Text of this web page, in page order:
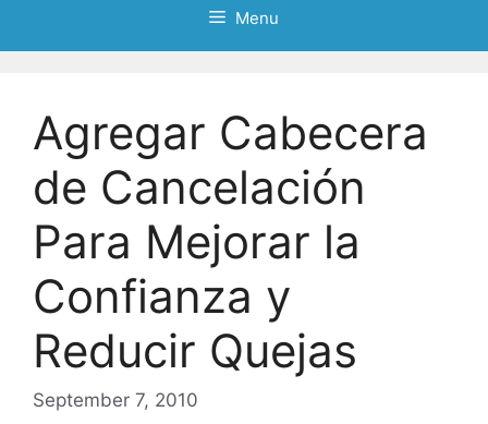
Menu
Agregar Cabecera
de Cancelación
Para Mejorar la
Confianza y
Reducir Quejas
September 7, 2010